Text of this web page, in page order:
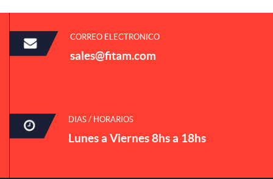
CORREO ELECTRONICO
sales@fitam.com
DIAS / HORARIOS
Lunes a Viernes 8hs a 18hs